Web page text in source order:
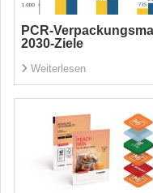
PCR-
2030-Ziele
Weiterlesen